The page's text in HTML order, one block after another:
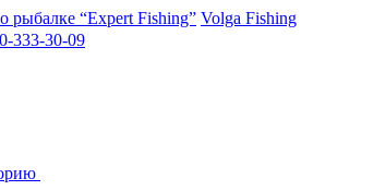
рыбалке “Expert Fishing” Volga Fishing
333-30-09